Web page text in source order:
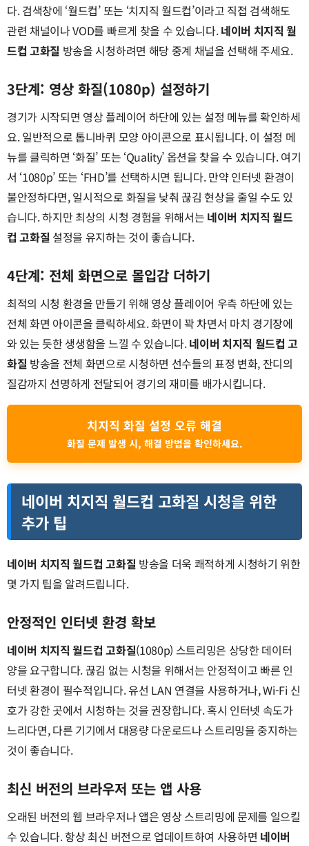
다. 검색창에 ‘월드컵’ 또는 ‘치지직 월드컵’이라고 직접 검색해도
관련 채널이나 VOD를 빠르게 찾을 수 있습니다.네이버 치지직 월
드컵 고화질 방송을 시청하려면 해당 중계 채널을 선택해 주세요.
3단계: 영상 화질(1080p) 설정하기
경기가 시작되면 영상 플레이어 하단에 있는 설정 메뉴를 확인하세
요. 일반적으로 톱니바퀴 모양 아이콘으로 표시됩니다. 이 설정 메
뉴를 클릭하면 ‘화질’ 또는 ‘Quality’ 옵션을 찾을 수 있습니다. 여기
서 ‘1080p’ 또는 ‘FHD’를 선택하시면 됩니다. 만약 인터넷 환경이
불안정하다면, 일시적으로 화질을 낮춰 끊김 현상을 줄일 수도 있
습니다. 하지만 최상의 시청 경험을 위해서는 네이버 치지직 월드
컵 고화질 설정을 유지하는 것이 좋습니다.
4단계: 전체 화면으로 몰입감 더하기
최적의 시청 환경을 만들기 위해 영상 플레이어 우측 하단에 있는
전체 화면 아이콘을 클릭하세요. 화면이 꽉 차면서 마치 경기장에
와 있는 듯한 생생함을 느낄 수 있습니다.네이버 치지직 월드컵 고
화질 방송을 전체 화면으로 시청하면 선수들의 표정 변화, 잔디의
질감까지 선명하게 전달되어 경기의 재미를 배가시킵니다.
치지직 화질 설정 오류 해결
화질 문제 발생 시, 해결 방법을 확인하세요.
네이버 치지직 월드컵 고화질 시청을 위한
추가 팁
네이버 치지직 월드컵 고화질 방송을 더욱 쾌적하게 시청하기 위한
몇 가지 팁을 알려드립니다.
안정적인 인터넷 환경 확보
네이버 치지직 월드컵 고화질(1080p) 스트리밍은 상당한 데이터
양을 요구합니다. 끊김 없는 시청을 위해서는 안정적이고 빠른 인
터넷 환경이 필수적입니다. 유선 LAN 연결을 사용하거나, Wi-Fi 신
호가 강한 곳에서 시청하는 것을 권장합니다. 혹시 인터넷 속도가
느리다면, 다른 기기에서 대용량 다운로드나 스트리밍을 중지하는
것이 좋습니다.
최신 버전의 브라우저 또는 앱 사용
오래된 버전의 웹 브라우저나 앱은 영상 스트리밍에 문제를 일으킬
수 있습니다. 항상 최신 버전으로 업데이트하여 사용하면 네이버